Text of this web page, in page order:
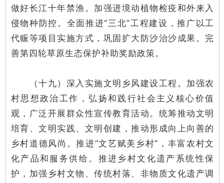
做好长江十年禁渔。加强进境动植物检疫和外来入
侵物种防控。全面推进“三北”工程建设，推广以工
代赈等项目实施方式，巩固扩大防沙治沙成果。完
善第四轮草原生态保护补助奖励政策。
（十九）深入实施文明乡风建设工程。加强农
村思想政治工作，弘扬和践行社会主义核心价值
观，广泛开展群众性宣传教育活动。统筹推动文明
培育、文明实践、文明创建，推动形成向上向善的
乡村道德风尚。推进“文艺赋美乡村”，丰富农村文
化产品和服务供给。推进乡村文化遗产系统性保
护，加强乡村文物、传统村落、非物质文化遗产调